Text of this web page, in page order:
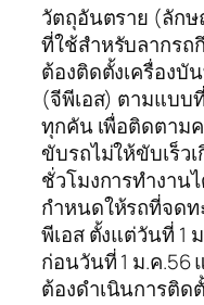
วัตถุอันตราย (ลัก
ที่ใช้สำหรับลากรถ
ต้องติดตั้งเครื่องบั
(จีพีเอส) ตามแบบ
ทุกคัน เพื่อติดตาม
ขับรถไม่ให้ขับเร็ว
ชั่วโมงการทำงาน
กำหนดให้รถที่จดท
พีเอส ตั้งแต่วันที่ 1
ก่อนวันที่ 1 ม.ค.56
ต้องดำเนินการติด